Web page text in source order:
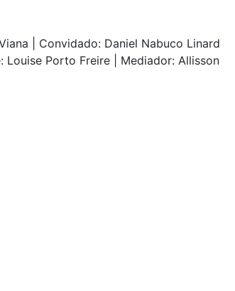
| Convidado: Daniel Nabuco Linard
Louise Porto Freire | Mediador: Allisson